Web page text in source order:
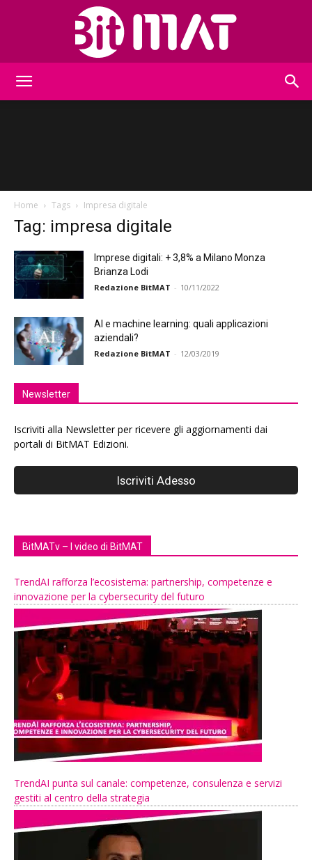
Home Tags Impresa digitale
Tag: impresa digitale
Imprese digitali: + 3,8% a Milano Monza
Brianza Lodi
Redazione BitMAT - 10/11/2022
AI e machine learning: quali applicazioni
aziendali?
Redazione BitMAT - 12/03/2019
Newsletter
Iscriviti alla Newsletter per ricevere gli aggiornamenti dai
portali di BitMAT Edizioni.
BitMATv – I video di BitMAT
TrendAI rafforza l’ecosistema: partnership, competenze e
innovazione per la cybersecurity del futuro
TrendAI punta sul canale: competenze, consulenza e servizi
gestiti al centro della strategia